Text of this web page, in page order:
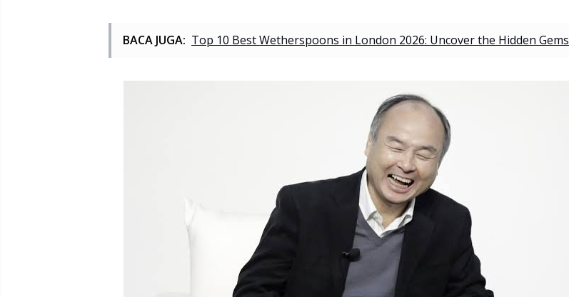
BACA JUGA: Top 10 Best Wetherspoons in London 2026: Uncover the Hidden Gems